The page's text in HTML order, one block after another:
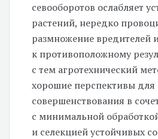
севооборотов ослабляет
растений, нередко
размножение вредителей
к противоположному
с тем агротехнический
хорошие перспективы
совершенствования в
с минимальной
и селекцией устойчивых